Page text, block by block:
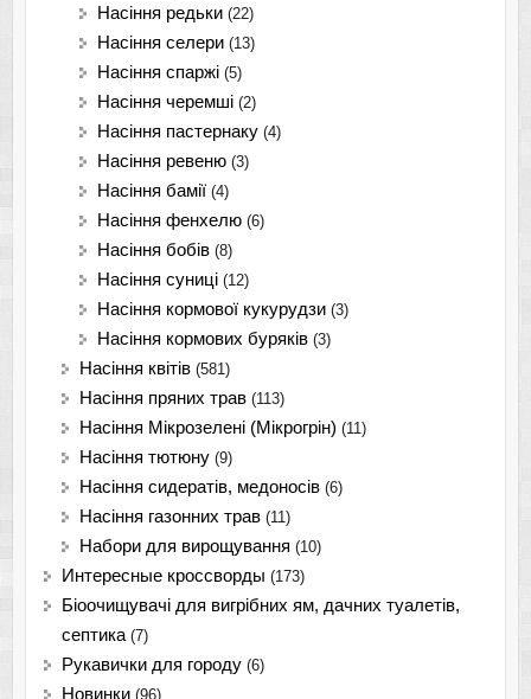
Насіння редьки (22)
Насіння селери (13)
Насіння спаржі (5)
Насіння черемші (2)
Насіння пастернаку (4)
Насіння ревеню (3)
Насіння бамії (4)
Насіння фенхелю (6)
Насіння бобів (8)
Насіння суниці (12)
Насіння кормової кукурудзи (3)
Насіння кормових буряків (3)
Насіння квітів (581)
Насіння пряних трав (113)
Насіння Мікрозелені (Мікрогрін) (11)
Насіння тютюну (9)
Насіння сидератів, медоносів (6)
Насіння газонних трав (11)
Набори для вирощування (10)
Интересные кроссворды (173)
Біоочищувачі для вигрібних ям, дачних туалетів,
септика (7)
Рукавички для городу (6)
Новинки (96)